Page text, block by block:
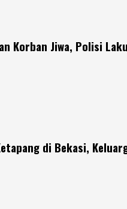
Korban Jiwa, Polisi
di Bekasi,